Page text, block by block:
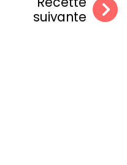
suivante